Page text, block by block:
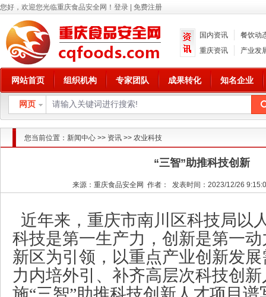
您好，欢迎您光临重庆食品安全网！ 登录 免费注册
国内资讯
餐饮动
重庆资讯
产业发
网站首页 组织机构 专家团队 成果转化 知名企业
网页
您当前位置： 新闻中心 >> 资讯 >> 农业科技
“三智”助推科技创新
来源：重庆食品安全网 作者： 发表时间：2023/12/26
近年来，重庆市南川区科技局以
科技是第一生产力，创新是第一
新区为引领，以重点产业创新发
力内培外引、补齐高层次科技创